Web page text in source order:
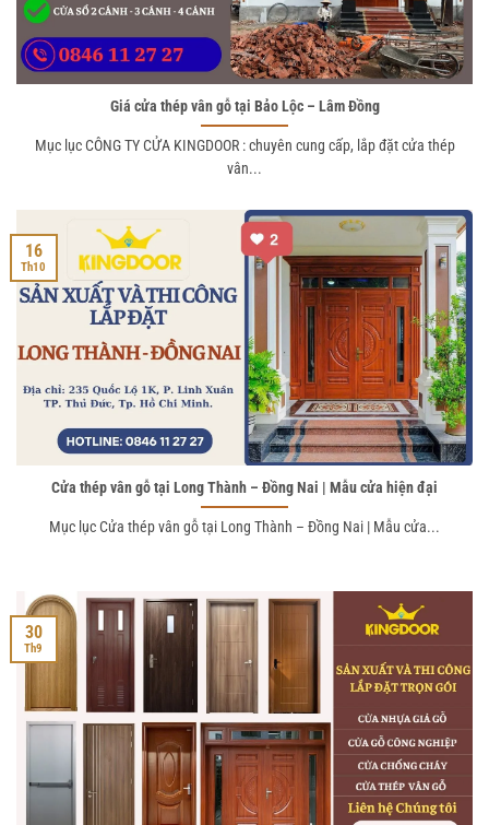
Giá cửa thép vân gỗ tại Bảo Lộc – Lâm Đồng
Mục lục CÔNG TY CỬA KINGDOOR : chuyên cung cấp, lắp đặt cửa thép
vân...
Cửa thép vân gỗ tại Long Thành – Đồng Nai | Mẫu cửa hiện đại
Mục lục Cửa thép vân gỗ tại Long Thành – Đồng Nai | Mẫu cửa...
16
Th10
30
Th9